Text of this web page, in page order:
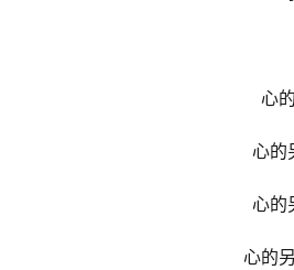
心
心的
心的
心的